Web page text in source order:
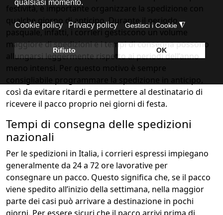
festività, è importante organizzare la spedizione con
qualche giorno di anticipo. Durante il periodo
pasquale, infatti, i corrieri gestiscono un volume
maggiore di spedizioni e i tempi di consegna possono
allungarsi leggermente rispetto ai periodi dell’anno
meno intensi. Per questo motivo è sempre
consigliabile programmare la spedizione in anticipo,
così da evitare ritardi e permettere al destinatario di
ricevere il pacco proprio nei giorni di festa.
Tempi di consegna delle spedizioni
nazionali
Per le spedizioni in Italia, i corrieri espressi impiegano
generalmente da 24 a 72 ore lavorative per
consegnare un pacco. Questo significa che, se il pacco
viene spedito all’inizio della settimana, nella maggior
parte dei casi può arrivare a destinazione in pochi